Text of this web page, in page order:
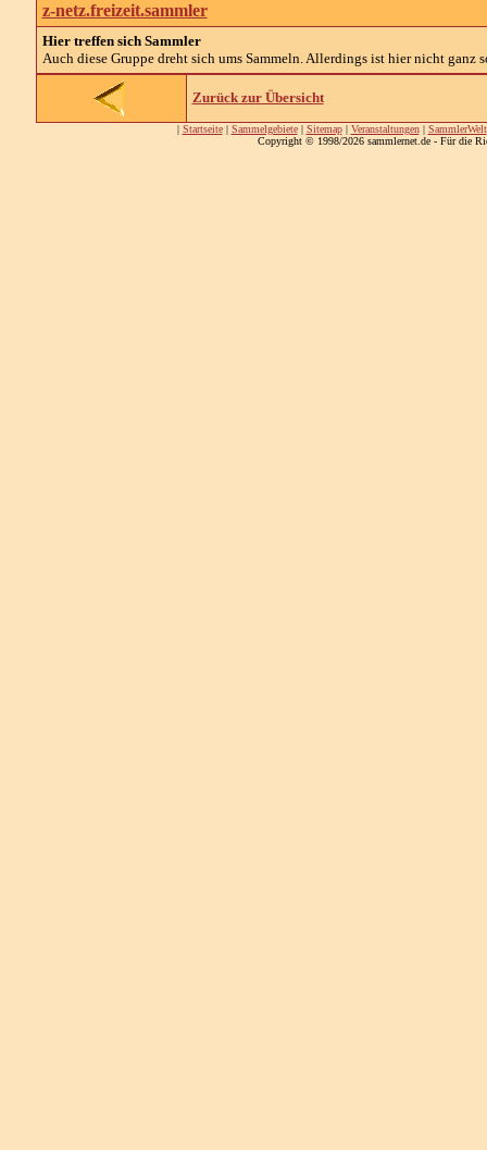
z-netz.freizeit.sammler
Hier treffen sich Sammler
Auch diese Gruppe dreht sich ums Sammeln. Allerdings ist hier nicht ganz
Zurück zur Übersicht
| Startseite| Sammelgebiete| Sitemap| Veranstaltungen| SammlerWelt
Copyright © 1998/2026 sammlernet.de - Für die